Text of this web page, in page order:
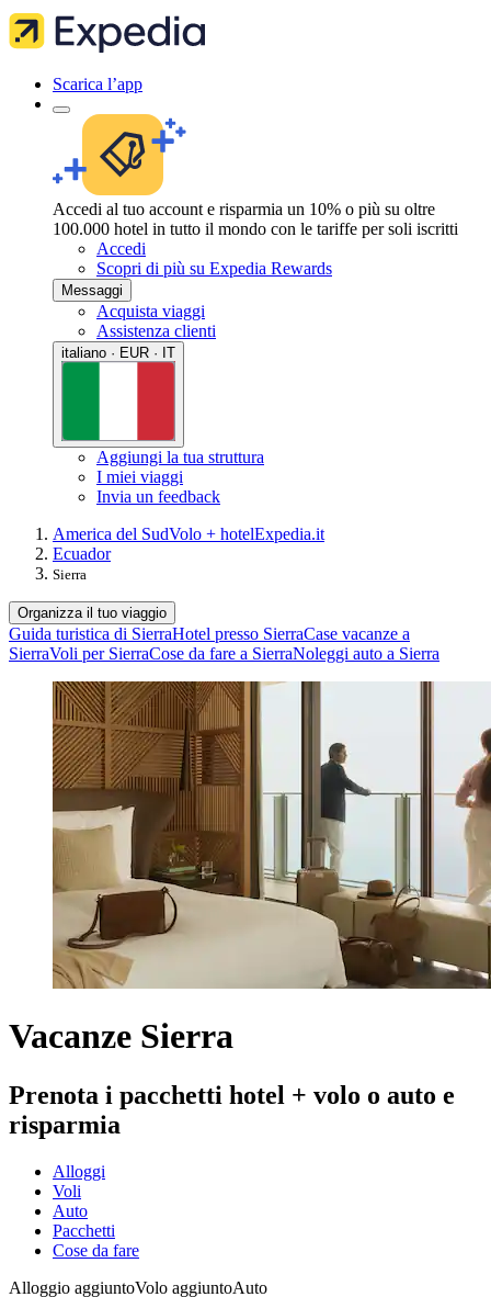
Scarica l’app
Accedi al tuo account e risparmia un 10% o più su oltre
100.000 hotel in tutto il mondo con le tariffe per soli iscritti
Accedi
Scopri di più su Expedia Rewards
Messaggi
Acquista viaggi
Assistenza clienti
italiano · EUR · IT
Aggiungi la tua struttura
I miei viaggi
Invia un feedback
America del SudVolo + hotelExpedia.it
Ecuador
Sierra
Organizza il tuo viaggio
Guida turistica di SierraHotel presso SierraCase vacanze a
SierraVoli per SierraCose da fare a SierraNoleggi auto a Sierra
Vacanze Sierra
Prenota i pacchetti hotel + volo o auto e
risparmia
Alloggi
Voli
Auto
Pacchetti
Cose da fare
Alloggio aggiuntoVolo aggiuntoAuto